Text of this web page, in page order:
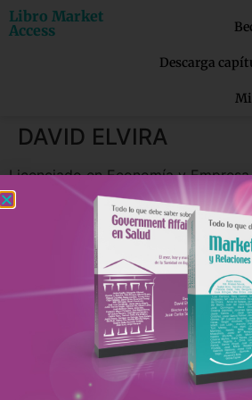
Libro Market
Access
Descarga
Mi
DAVID ELVIRA
Licenciado en Economía y
Pompeu Fabra y Máster en
Universidad Autónoma de
experiencia en el ámbito de la
internacional en sistemas sanitarios
económica de fármacos y servicios
ha ejercido diversos cargos en la
pública, entre ellos ha sido
de la Salud (CatSalut), Secretario
Consejería de Salud, Presidente
Administración del Instituto Catalán